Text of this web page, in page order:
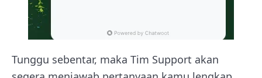
Tunggu sebentar, maka Tim Support akan